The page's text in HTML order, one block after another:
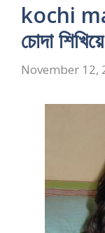
kochi
চোদা
November 12,